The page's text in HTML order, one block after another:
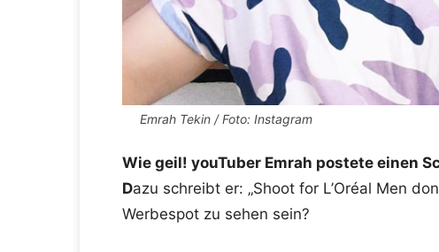
Emrah Tekin / Foto: Instagram
Wie geil! youTuber Emrah postete einen
Dazu schreibt er: „Shoot for L’Oréal Men
Werbespot zu sehen sein?